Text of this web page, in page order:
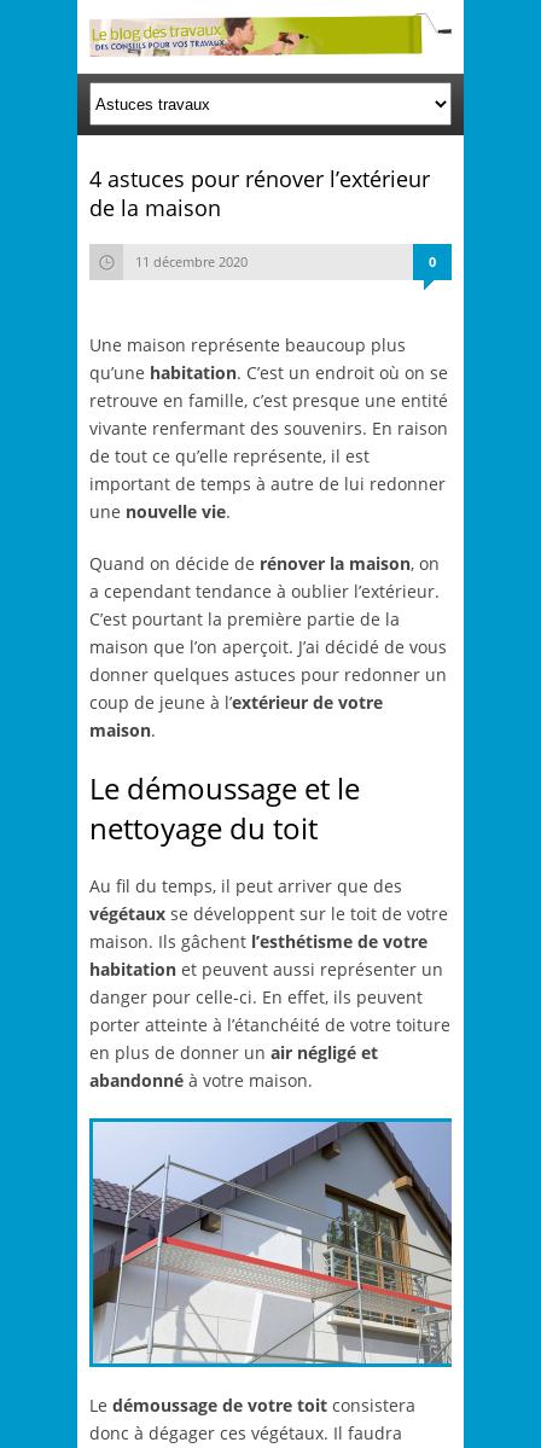
4 astuces pour rénover l’extérieur
de la maison
11 décembre 2020 0
Une maison représente beaucoup plus
qu’une habitation. C’est un endroit où on se
retrouve en famille, c’est presque une entité
vivante renfermant des souvenirs. En raison
de tout ce qu’elle représente, il est
important de temps à autre de lui redonner
une nouvelle vie.
Quand on décide de rénover la maison, on
a cependant tendance à oublier l’extérieur.
C’est pourtant la première partie de la
maison que l’on aperçoit. J’ai décidé de vous
donner quelques astuces pour redonner un
coup de jeune à l’extérieur de votre
maison.
Le démoussage et le
nettoyage du toit
Au fil du temps, il peut arriver que des
végétaux se développent sur le toit de votre
maison. Ils gâchent l’esthétisme de votre
habitation et peuvent aussi représenter un
danger pour celle-ci. En effet, ils peuvent
porter atteinte à l’étanchéité de votre toiture
en plus de donner un air négligé et
abandonné à votre maison.
Le démoussage de votre toit consistera
donc à dégager ces végétaux. Il faudra